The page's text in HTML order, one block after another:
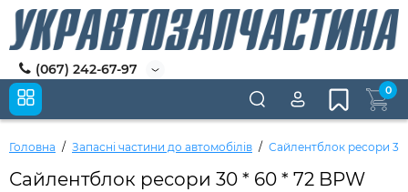
(067) 242-67-97
0
Головна Запасні частини до автомобілів Сайлентблок ресори 30
Сайлентблок ресори 30 * 60 * 72 BPW